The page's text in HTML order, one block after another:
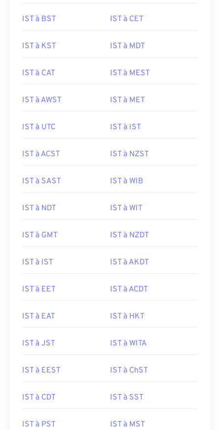
IST à BST IST à CET
IST à KST IST à MDT
IST à CAT IST à MEST
IST à AWST IST à MET
IST à UTC IST à IST
IST à ACST IST à NZST
IST à SAST IST à WIB
IST à NDT IST à WIT
IST à GMT IST à NZDT
IST à IST IST à AKDT
IST à EET IST à ACDT
IST à EAT IST à HKT
IST à JST IST à WITA
IST à EEST IST à ChST
IST à CDT IST à SST
IST à PST IST à MST